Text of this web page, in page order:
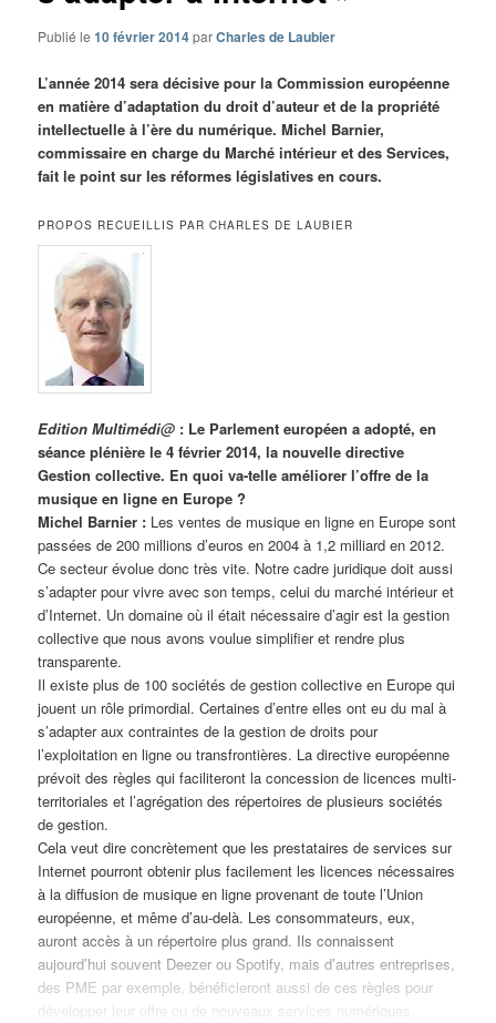
Publié le10 février 2014parCharles de Laubier
L’année 2014 sera décisive pour la Commission européenne
en matière d’adaptation du droit d’auteur et de la propriété
intellectuelle à l’ère du numérique. Michel Barnier,
commissaire en charge du Marché intérieur et des Services,
fait le point sur les réformes législatives en cours.
PROPOS RECUEILLIS PAR CHARLES DE LAUBIER
Edition Multimédi@ : Le Parlement européen a adopté, en
séance plénière le 4 février 2014, la nouvelle directive
Gestion collective. En quoi va-telle améliorer l’offre de la
musique en ligne en Europe ?
Michel Barnier : Les ventes de musique en ligne en Europe sont
passées de 200 millions d’euros en 2004 à 1,2 milliard en 2012.
Ce secteur évolue donc très vite. Notre cadre juridique doit aussi
s’adapter pour vivre avec son temps, celui du marché intérieur et
d’Internet. Un domaine où il était nécessaire d’agir est la gestion
collective que nous avons voulue simplifier et rendre plus
transparente.
Il existe plus de 100 sociétés de gestion collective en Europe qui
jouent un rôle primordial. Certaines d’entre elles ont eu du mal à
s’adapter aux contraintes de la gestion de droits pour
l’exploitation en ligne ou transfrontières. La directive européenne
prévoit des règles qui faciliteront la concession de licences multi-
territoriales et l’agrégation des répertoires de plusieurs sociétés
de gestion.
Cela veut dire concrètement que les prestataires de services sur
Internet pourront obtenir plus facilement les licences nécessaires
à la diffusion de musique en ligne provenant de toute l’Union
européenne, et même d’au-delà. Les consommateurs, eux,
auront accès à un répertoire plus grand. Ils connaissent
aujourd’hui souvent Deezer ou Spotify, mais d’autres entreprises,
des PME par exemple, bénéficieront aussi de ces règles pour
développer leur offre ou de nouveaux services numériques.